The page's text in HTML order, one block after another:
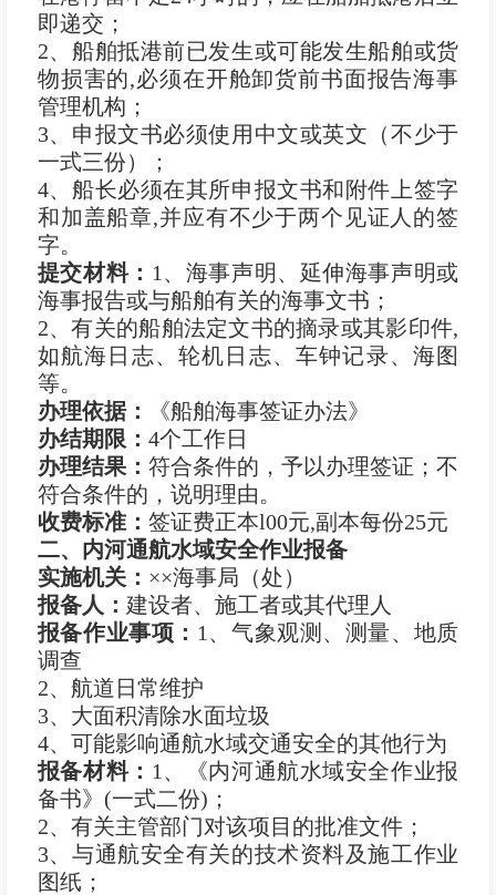
即递交；
2、船舶抵港前已发生或可能发生船舶或货
物损害的,必须在开舱卸货前书面报告海事
管理机构；
3、申报文书必须使用中文或英文（不少于
一式三份）；
4、船长必须在其所申报文书和附件上签字
和加盖船章,并应有不少于两个见证人的签
字。
提交材料： 1、海事声明、延伸海事声明或
海事报告或与船舶有关的海事文书；
2、有关的船舶法定文书的摘录或其影印件,
如航海日志、轮机日志、车钟记录、海图
等。
办理依据：
《船舶海事签证办法》
办结期限： 4个工作日
办理结果： 符合条件的，予以办理签证；不
符合条件的，说明理由。
收费标准： 签证费正本l00元,副本每份25元
二、内河通航水域安全作业报备
实施机关： ××海事局（处）
报备人： 建设者、施工者或其代理人
报备作业事项： 1、气象观测、测量、地质
调查
2、航道日常维护
3、大面积清除水面垃圾
4、可能影响通航水域交通安全的其他行为
报备材料： 1、《内河通航水域安全作业报
备书》(一式二份)；
2、有关主管部门对该项目的批准文件；
3、与通航安全有关的技术资料及施工作业
图纸；